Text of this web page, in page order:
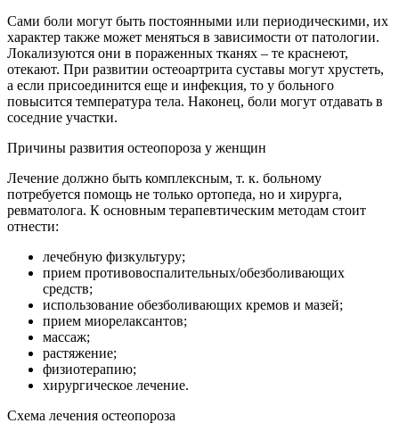
Сами боли могут быть постоянными или периодическими, их
характер также может меняться в зависимости от патологии.
Локализуются они в пораженных тканях – те краснеют,
отекают. При развитии остеоартрита суставы могут хрустеть,
а если присоединится еще и инфекция, то у больного
повысится температура тела. Наконец, боли могут отдавать в
соседние участки.
Причины развития остеопороза у женщин
Лечение должно быть комплексным, т. к. больному
потребуется помощь не только ортопеда, но и хирурга,
ревматолога. К основным терапевтическим методам стоит
отнести:
лечебную физкультуру;
прием противовоспалительных/обезболивающих
средств;
использование обезболивающих кремов и мазей;
прием миорелаксантов;
массаж;
растяжение;
физиотерапию;
хирургическое лечение.
Схема лечения остеопороза